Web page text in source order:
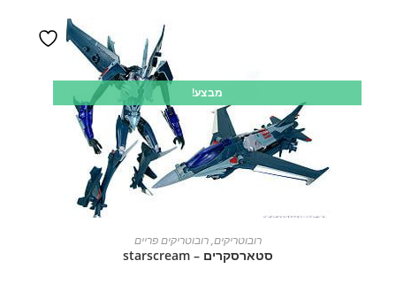
מבצע!
הוספה לסלרובוטריקים,רובוטריקים פריים
סטארסקרים – starscream